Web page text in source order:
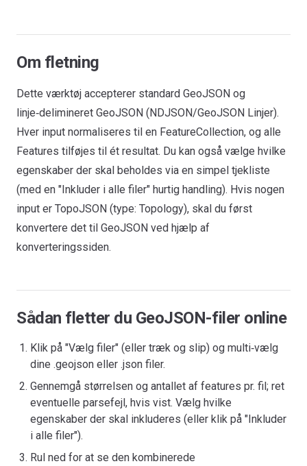
Om fletning
Dette værktøj accepterer standard GeoJSON og
linje‑delimineret GeoJSON (NDJSON/GeoJSON Linjer).
Hver input normaliseres til en FeatureCollection, og alle
Features tilføjes til ét resultat. Du kan også vælge hvilke
egenskaber der skal beholdes via en simpel tjekliste
(med en "Inkluder i alle filer" hurtig handling). Hvis nogen
input er TopoJSON (type: Topology), skal du først
konvertere det til GeoJSON ved hjælp af
konverteringssiden.
Sådan fletter du GeoJSON-filer online
Klik på "Vælg filer" (eller træk og slip) og multi‑vælg
dine .geojson eller .json filer.
Gennemgå størrelsen og antallet af features pr. fil; ret
eventuelle parsefejl, hvis vist. Vælg hvilke
egenskaber der skal inkluderes (eller klik på "Inkluder
i alle filer").
Rul ned for at se den kombinerede